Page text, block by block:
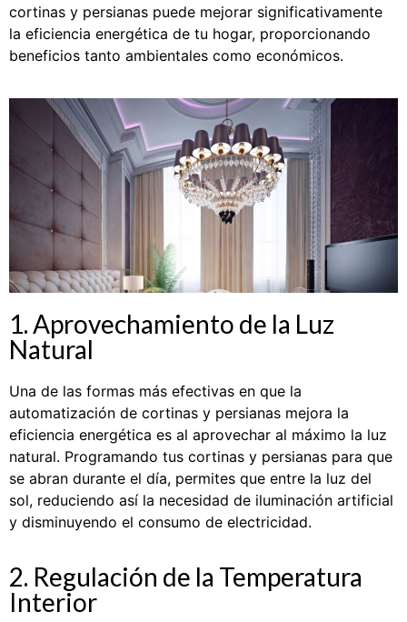
cortinas y persianas puede mejorar significativamente
la eficiencia energética de tu hogar, proporcionando
beneficios tanto ambientales como económicos.
1. Aprovechamiento de la Luz
Natural
Una de las formas más efectivas en que la
automatización de cortinas y persianas mejora la
eficiencia energética es al aprovechar al máximo la luz
natural. Programando tus cortinas y persianas para que
se abran durante el día, permites que entre la luz del
sol, reduciendo así la necesidad de iluminación artificial
y disminuyendo el consumo de electricidad.
2. Regulación de la Temperatura
Interior